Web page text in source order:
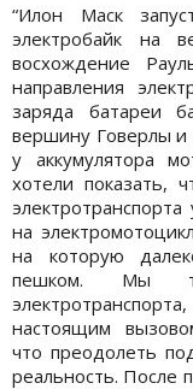
“Илон Маск
электробайк на
восхождение
направления
заряда батареи
вершину Говерлы
у аккумулятора
хотели показать,
на
на которую
пешком. Мы
настоящим
что преодолеть
реальность. После